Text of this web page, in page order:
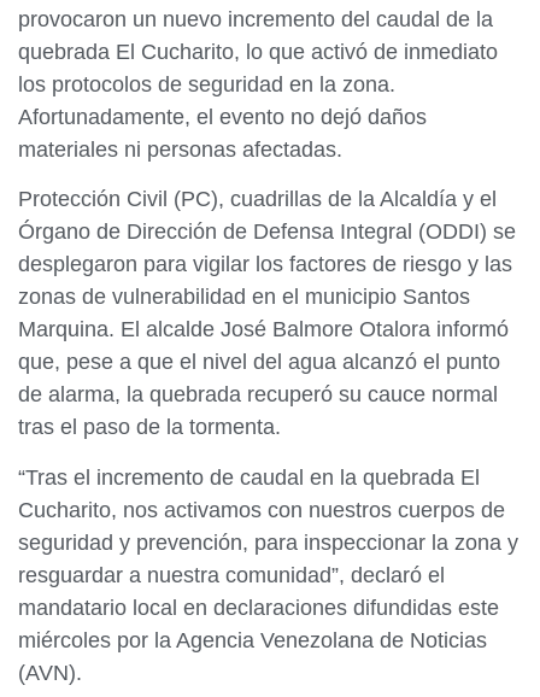
provocaron un nuevo incremento del caudal de la
quebrada El Cucharito, lo que activó de inmediato
los protocolos de seguridad en la zona.
Afortunadamente, el evento no dejó daños
materiales ni personas afectadas.
Protección Civil (PC), cuadrillas de la Alcaldía y el
Órgano de Dirección de Defensa Integral (ODDI) se
desplegaron para vigilar los factores de riesgo y las
zonas de vulnerabilidad en el municipio Santos
Marquina. El alcalde José Balmore Otalora informó
que, pese a que el nivel del agua alcanzó el punto
de alarma, la quebrada recuperó su cauce normal
tras el paso de la tormenta.
“Tras el incremento de caudal en la quebrada El
Cucharito, nos activamos con nuestros cuerpos de
seguridad y prevención, para inspeccionar la zona y
resguardar a nuestra comunidad”, declaró el
mandatario local en declaraciones difundidas este
miércoles por la Agencia Venezolana de Noticias
(AVN).